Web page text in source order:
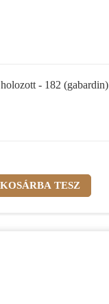
- 182 (gabardin)